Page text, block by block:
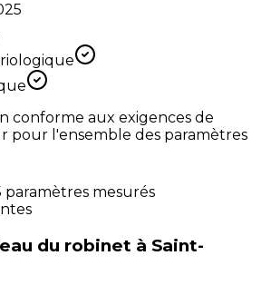
conforme aux exigences de
pour l'ensemble des paramètres
paramètres mesurés
du robinet à Saint-